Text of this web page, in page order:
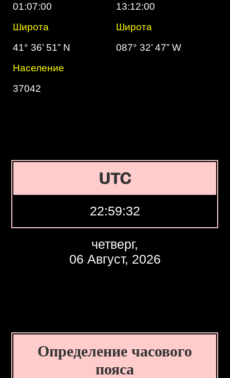
01:07:00
13:12:00
Широта
Широта
41° 36’ 51” N
087° 32’ 47” W
Население
37042
UTC
22:59:33
четверг,
06 Август, 2026
Определение часового
пояса